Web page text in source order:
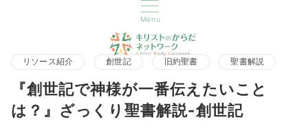
Menu
リソース紹介 創世記 旧約聖書 聖書解説
『創世記で神様が一番伝えたいこと
は？』ざっくり聖書解説-創世記